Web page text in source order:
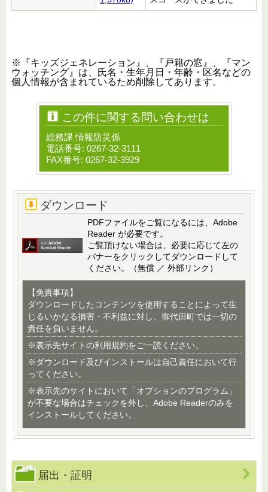
※『キッズジェネレーション』、『戸籍の窓』、『マン
ウォッチング』は、氏名・生年月日・年齢・区名などの
個人情報が含まれているため削除してあります。
この件に関する問い合わせは
総務課 情報防災係
電話番号: 0267-32-3111
FAX番号: 0267-32-3929
ダウンロード
PDFファイルをご覧になるには、Adobe
Reader が必要です。
ご覧頂けない場合は、必要に応じて左の
バナーをクリックしてダウンロードして
ください。（無償 ／ 外部リンク）
【免責事項】
ダウンロードしたコンテンツを使用することによって生
じるいかなる損害・不利益に対し、御代田町では一切の
責任を負いません。
※表示先サイトの利用規約をご一読ください。
※ダウンロード及びインストールは自己責任において行
ってください。
※表示先のサイトにおいて「オプションのプログラム」
が不要な場合はチェックを外し、Adobe Readerのみを
インストールしてください。
届出・証明